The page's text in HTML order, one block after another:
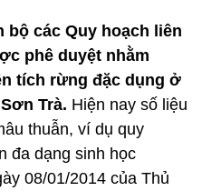
bộ các Quy hoạch liên
phê duyệt nhằm
tích rừng đặc dụng ở
Trà. Hiện nay số liệu
thuẫn, ví dụ quy
đa dạng sinh học
08/01/2014 của Thủ